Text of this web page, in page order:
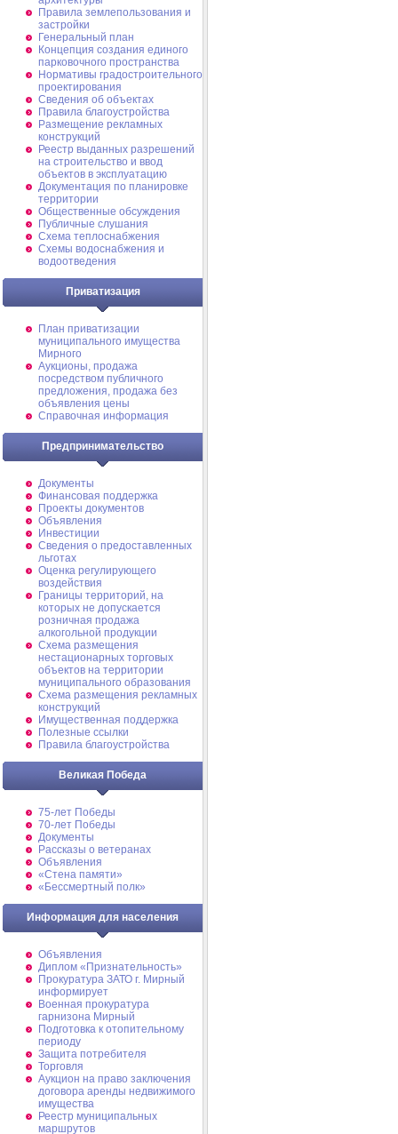
Правила землепользования и
застройки
Генеральный план
Концепция создания единого
парковочного пространства
Нормативы градостроительного
проектирования
Сведения об объектах
Правила благоустройства
Размещение рекламных
конструкций
Реестр выданных разрешений
на строительство и ввод
объектов в эксплуатацию
Документация по планировке
территории
Общественные обсуждения
Публичные слушания
Схема теплоснабжения
Схемы водоснабжения и
водоотведения
Приватизация
План приватизации
муниципального имущества
Мирного
Аукционы, продажа
посредством публичного
предложения, продажа без
объявления цены
Справочная информация
Предпринимательство
Документы
Финансовая поддержка
Проекты документов
Объявления
Инвестиции
Сведения о предоставленных
льготах
Оценка регулирующего
воздействия
Границы территорий, на
которых не допускается
розничная продажа
алкогольной продукции
Схема размещения
нестационарных торговых
объектов на территории
муниципального образования
Схема размещения рекламных
конструкций
Имущественная поддержка
Полезные ссылки
Правила благоустройства
Великая Победа
75-лет Победы
70-лет Победы
Документы
Рассказы о ветеранах
Объявления
«Стена памяти»
«Бессмертный полк»
Информация для населения
Объявления
Диплом «Признательность»
Прокуратура ЗАТО г. Мирный
информирует
Военная прокуратура
гарнизона Мирный
Подготовка к отопительному
периоду
Защита потребителя
Торговля
Аукцион на право заключения
договора аренды недвижимого
имущества
Реестр муниципальных
маршрутов